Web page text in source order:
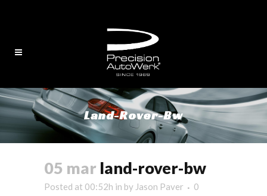
Land-Rover-Bw
05 mar land-rover-bw
Posted at 00:52h in by Jason Paver
0